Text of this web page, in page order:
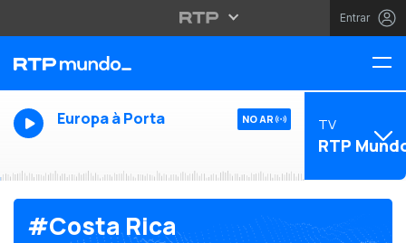
Entrar
Europa à Porta NO AR TV
RTP
#Costa Rica